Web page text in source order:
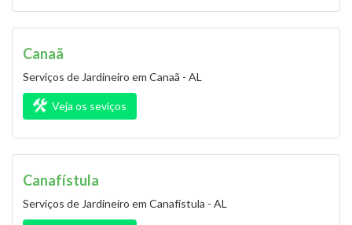
Canaã
Serviços de Jardineiro em Canaã - AL
Veja os seviços
Canafístula
Serviços de Jardineiro em Canafístula - AL